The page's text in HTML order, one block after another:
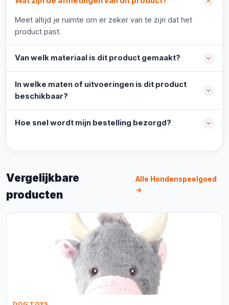
Meet altijd je ruimte om er zeker van te zijn dat het
product past.
Van welk materiaal is dit product gemaakt?
In welke maten of uitvoeringen is dit product
beschikbaar?
Hoe snel wordt mijn bestelling bezorgd?
Vergelijkbare
producten
Alle Hondenspeelgoed
→